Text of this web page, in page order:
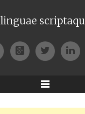
linguae
FacebookGoogle+
Menu